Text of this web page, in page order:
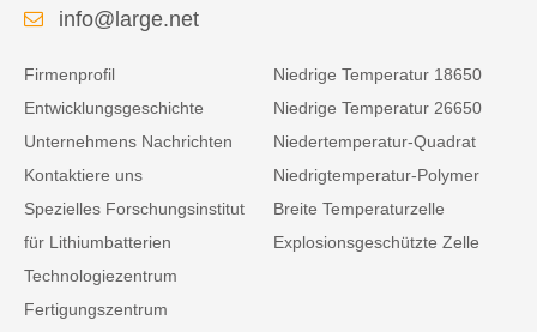
info@large.net
Firmenprofil
Entwicklungsgeschichte
Unternehmens Nachrichten
Kontaktiere uns
Spezielles Forschungsinstitut
für Lithiumbatterien
Technologiezentrum
Fertigungszentrum
Niedrige Temperatur 18650
Niedrige Temperatur 26650
Niedertemperatur-Quadrat
Niedrigtemperatur-Polymer
Breite Temperaturzelle
Explosionsgeschützte Zelle